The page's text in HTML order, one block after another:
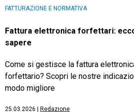
FATTURAZIONE E NORMATIVA
Fattura elettronica forfettari:
sapere
Come si gestisce la fattura
forfettario? Scopri le nostre
modo migliore
25.03.2026 Redazione